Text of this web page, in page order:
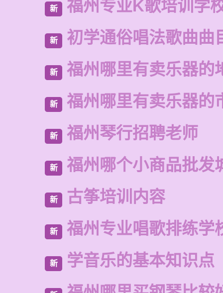
新 福州专业K歌培训学
新 初学通俗唱法歌曲曲
新 福州哪里有卖乐器的
新 福州哪里有卖乐器的
新 福州琴行招聘老师
新 福州哪个小商品批发
新 古筝培训内容
新 福州专业唱歌排练学
新 学音乐的基本知识点